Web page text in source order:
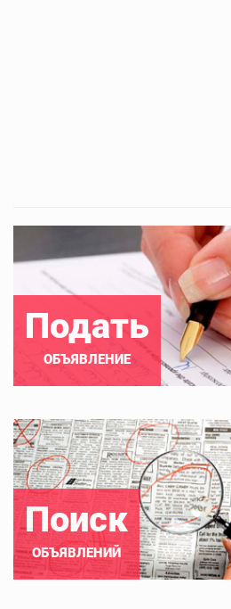
Подать
ОБЪЯВЛЕНИЕ
Поиск
ОБЪЯВЛЕНИЙ